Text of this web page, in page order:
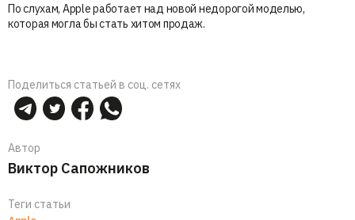
По слухам, Apple работает над новой недорогой моделью,
которая могла бы стать хитом продаж.
Поделиться статьей в соц. сетях
Автор
Виктор Сапожников
Теги статьи